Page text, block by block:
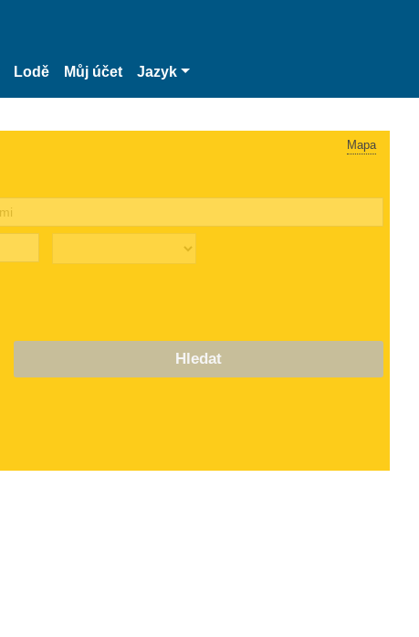
Lodě Můj účet Jazyk
Mapa
Hledat